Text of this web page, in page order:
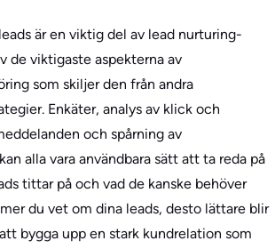
är en viktig del av lead nurturing-
de viktigaste aspekterna av
som skiljer den från andra
Enkäter, analys av klick och
och spårning av
alla vara användbara sätt att ta reda på
tittar på och vad de kanske behöver
du vet om dina leads, desto lättare blir
bygga upp en stark kundrelation som